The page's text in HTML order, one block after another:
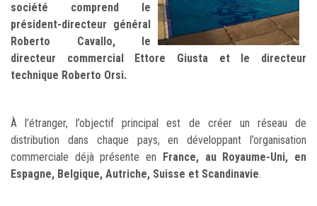
société comprend le
président-directeur général
Roberto Cavallo, le
directeur commercial Ettore Giusta et le directeur
technique Roberto Orsi.
À l’étranger, l’objectif principal est de créer un réseau de
distribution dans chaque pays, en développant l’organisation
commerciale déjà présente en France, au Royaume-Uni, en
Espagne, Belgique, Autriche, Suisse et Scandinavie.